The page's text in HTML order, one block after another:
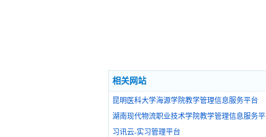
相关网站
昆明医科大学海源学院教学管理信息服务平台
湖南现代物流职业技术学院教学管理信息服务平
习讯云-实习管理平台